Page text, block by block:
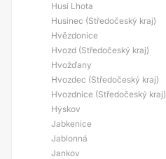
Husí Lhota
Husinec (Středočeský kraj)
Hvězdonice
Hvozd (Středočeský kraj)
Hvožďany
Hvozdec (Středočeský kraj)
Hvozdnice (Středočeský kraj)
Hýskov
Jabkenice
Jablonná
Jankov